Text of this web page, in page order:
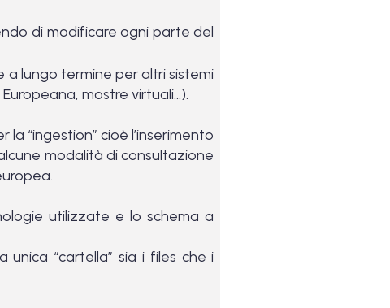
di modificare ogni parte del
a lungo termine per altri sistemi
mostre virtuali…).
“ingestion” cioè l’inserimento
modalità di consultazione
utilizzate e lo schema a
unica “cartella” sia i files che i